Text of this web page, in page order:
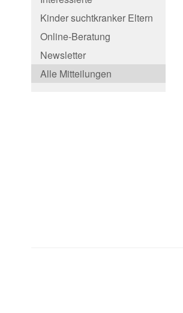
Kinder suchtkranker Eltern
Online-Beratung
Newsletter
Alle Mitteilungen